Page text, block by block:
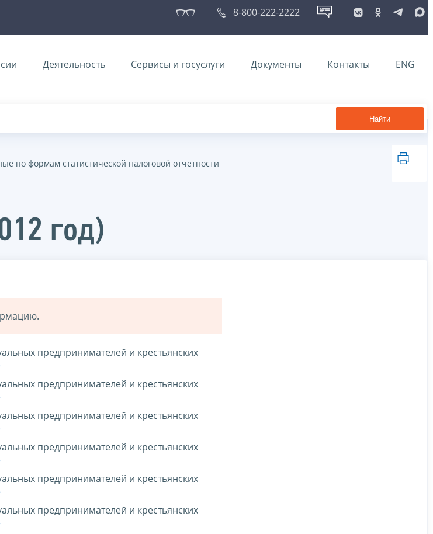
8-800-222-2222
Деятельность Сервисы и госуслуги Документы Контакты ENG
Найти
по формам статистической налоговой отчётности
год)
предпринимателей и крестьянских
предпринимателей и крестьянских
предпринимателей и крестьянских
предпринимателей и крестьянских
предпринимателей и крестьянских
предпринимателей и крестьянских